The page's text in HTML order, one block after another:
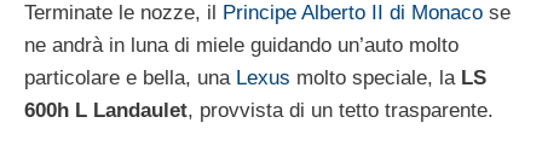
Terminate le nozze, il Principe Alberto II di Monaco se
ne andrà in luna di miele guidando un’auto molto
particolare e bella, una Lexus molto speciale, la LS
600h L Landaulet, provvista di un tetto trasparente.